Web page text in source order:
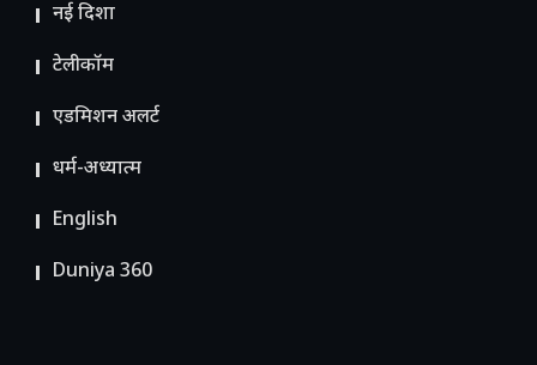
नई दिशा
टेलीकॉम
ए​डमिशन अलर्ट
धर्म-अध्यात्म
English
Duniya 360